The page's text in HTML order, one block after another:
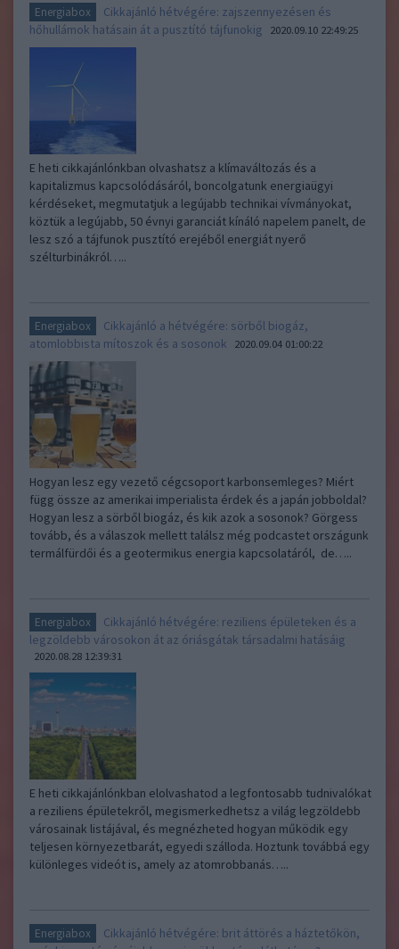
Energiabox
Cikkajánló hétvégére: zajszennyezésen és
hőhullámok hatásain át a pusztító tájfunokig
2020.09.10 22:49:25
E heti cikkajánlónkban olvashatsz a klímaváltozás és a
kapitalizmus kapcsolódásáról, boncolgatunk energiaügyi
kérdéseket, megmutatjuk a legújabb technikai vívmányokat,
köztük a legújabb, 50 évnyi garanciát kínáló napelem panelt, de
lesz szó a tájfunok pusztító erejéből energiát nyerő
szélturbinákról…..
Energiabox
Cikkajánló a hétvégére: sörből biogáz,
atomlobbista mítoszok és a sosonok
2020.09.04 01:00:22
Hogyan lesz egy vezető cégcsoport karbonsemleges? Miért
függ össze az amerikai imperialista érdek és a japán jobboldal?
Hogyan lesz a sörből biogáz, és kik azok a sosonok? Görgess
tovább, és a válaszok mellett találsz még podcastet országunk
termálfürdői és a geotermikus energia kapcsolatáról, de…..
Energiabox
Cikkajánló hétvégére: reziliens épületeken és a
legzöldebb városokon át az óriásgátak társadalmi hatásáig
2020.08.28 12:39:31
E heti cikkajánlónkban elolvashatod a legfontosabb tudnivalókat
a reziliens épületekről, megismerkedhetsz a világ legzöldebb
városainak listájával, és megnézheted hogyan működik egy
teljesen környezetbarát, egyedi szálloda. Hoztunk továbbá egy
különleges videót is, amely az atomrobbanás…..
Energiabox
Cikkajánló hétvégére: brit áttörés a háztetőkön,